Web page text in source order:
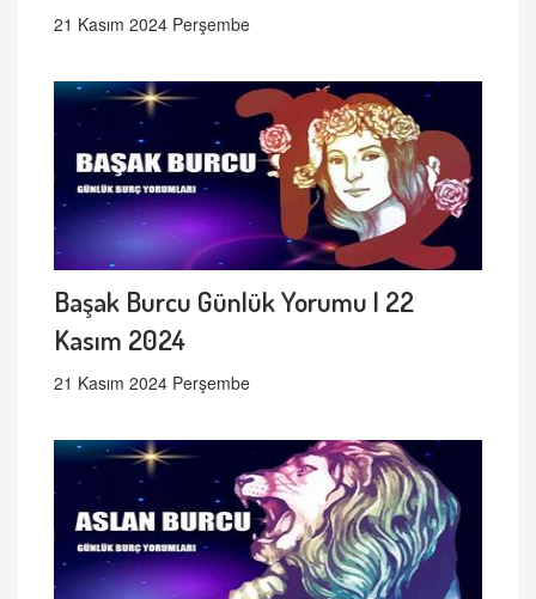
21 Kasım 2024 Perşembe
Başak Burcu Günlük Yorumu | 22
Kasım 2024
21 Kasım 2024 Perşembe